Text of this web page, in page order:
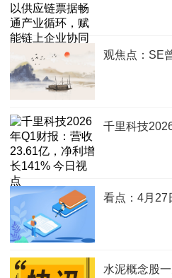
观焦点：SE
千里科技
看点：4月27
水泥概念股